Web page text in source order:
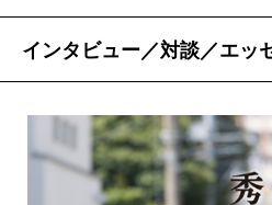
らめて抱っこ紐を装着しぴっ
ビーカーというよりもスーパ
荷車だった。
『ぼくらは人間修行中―はん
インタビュー／対談／エッ